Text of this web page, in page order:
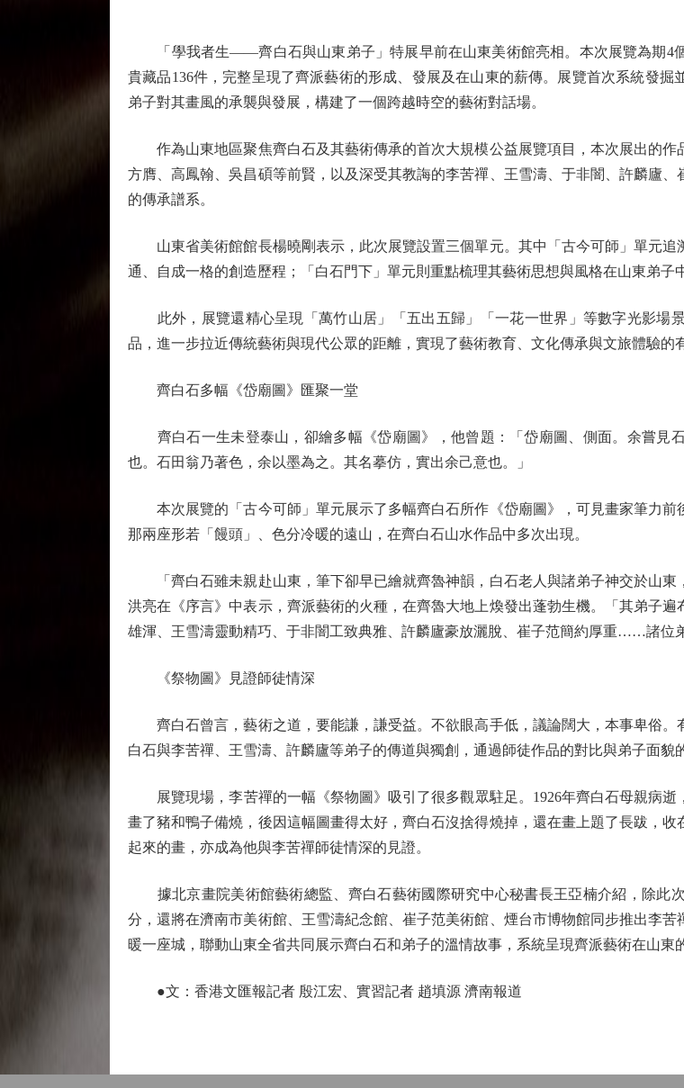
「學我者生——齊白石與山東弟子」特展早前在山東美術館亮相。本次展覽為期4
貴藏品136件，完整呈現了齊派藝術的形成、發展及在山東的薪傳。展覽首次系統發
弟子對其畫風的承襲與發展，構建了一個跨越時空的藝術對話場。
作為山東地區聚焦齊白石及其藝術傳承的首次大規模公益展覽項目，本次展出的作
方膺、高鳳翰、吳昌碩等前賢，以及深受其教誨的李苦禪、王雪濤、于非闇、許麟廬
的傳承譜系。
山東省美術館館長楊曉剛表示，此次展覽設置三個單元。其中「古今可師」單元追
通、自成一格的創造歷程；「白石門下」單元則重點梳理其藝術思想與風格在山東弟子
此外，展覽還精心呈現「萬竹山居」「五出五歸」「一花一世界」等數字光影場
品，進一步拉近傳統藝術與現代公眾的距離，實現了藝術教育、文化傳承與文旅體驗的
齊白石多幅《岱廟圖》匯聚一堂
齊白石一生未登泰山，卻繪多幅《岱廟圖》，他曾題：「岱廟圖、側面。余嘗見
也。石田翁乃著色，余以墨為之。其名摹仿，實出余己意也。」
本次展覽的「古今可師」單元展示了多幅齊白石所作《岱廟圖》，可見畫家筆力前
那兩座形若「饅頭」、色分冷暖的遠山，在齊白石山水作品中多次出現。
「齊白石雖未親赴山東，筆下卻早已繪就齊魯神韻，白石老人與諸弟子神交於山東
洪亮在《序言》中表示，齊派藝術的火種，在齊魯大地上煥發出蓬勃生機。「其弟子
雄渾、王雪濤靈動精巧、于非闇工致典雅、許麟廬豪放灑脫、崔子范簡約厚重……諸位
《祭物圖》見證師徒情深
齊白石曾言，藝術之道，要能謙，謙受益。不欲眼高手低，議論闊大，本事卑俗。
白石與李苦禪、王雪濤、許麟廬等弟子的傳道與獨創，通過師徒作品的對比與弟子面貌
展覽現場，李苦禪的一幅《祭物圖》吸引了很多觀眾駐足。1926年齊白石母親病逝
畫了豬和鴨子備燒，後因這幅圖畫得太好，齊白石沒捨得燒掉，還在畫上題了長跋，
起來的畫，亦成為他與李苦禪師徒情深的見證。
據北京畫院美術館藝術總監、齊白石藝術國際研究中心秘書長王亞楠介紹，除此
分，還將在濟南市美術館、王雪濤紀念館、崔子范美術館、煙台市博物館同步推出李
暖一座城，聯動山東全省共同展示齊白石和弟子的溫情故事，系統呈現齊派藝術在山東
●文：香港文匯報記者 殷江宏、實習記者 趙填源 濟南報道